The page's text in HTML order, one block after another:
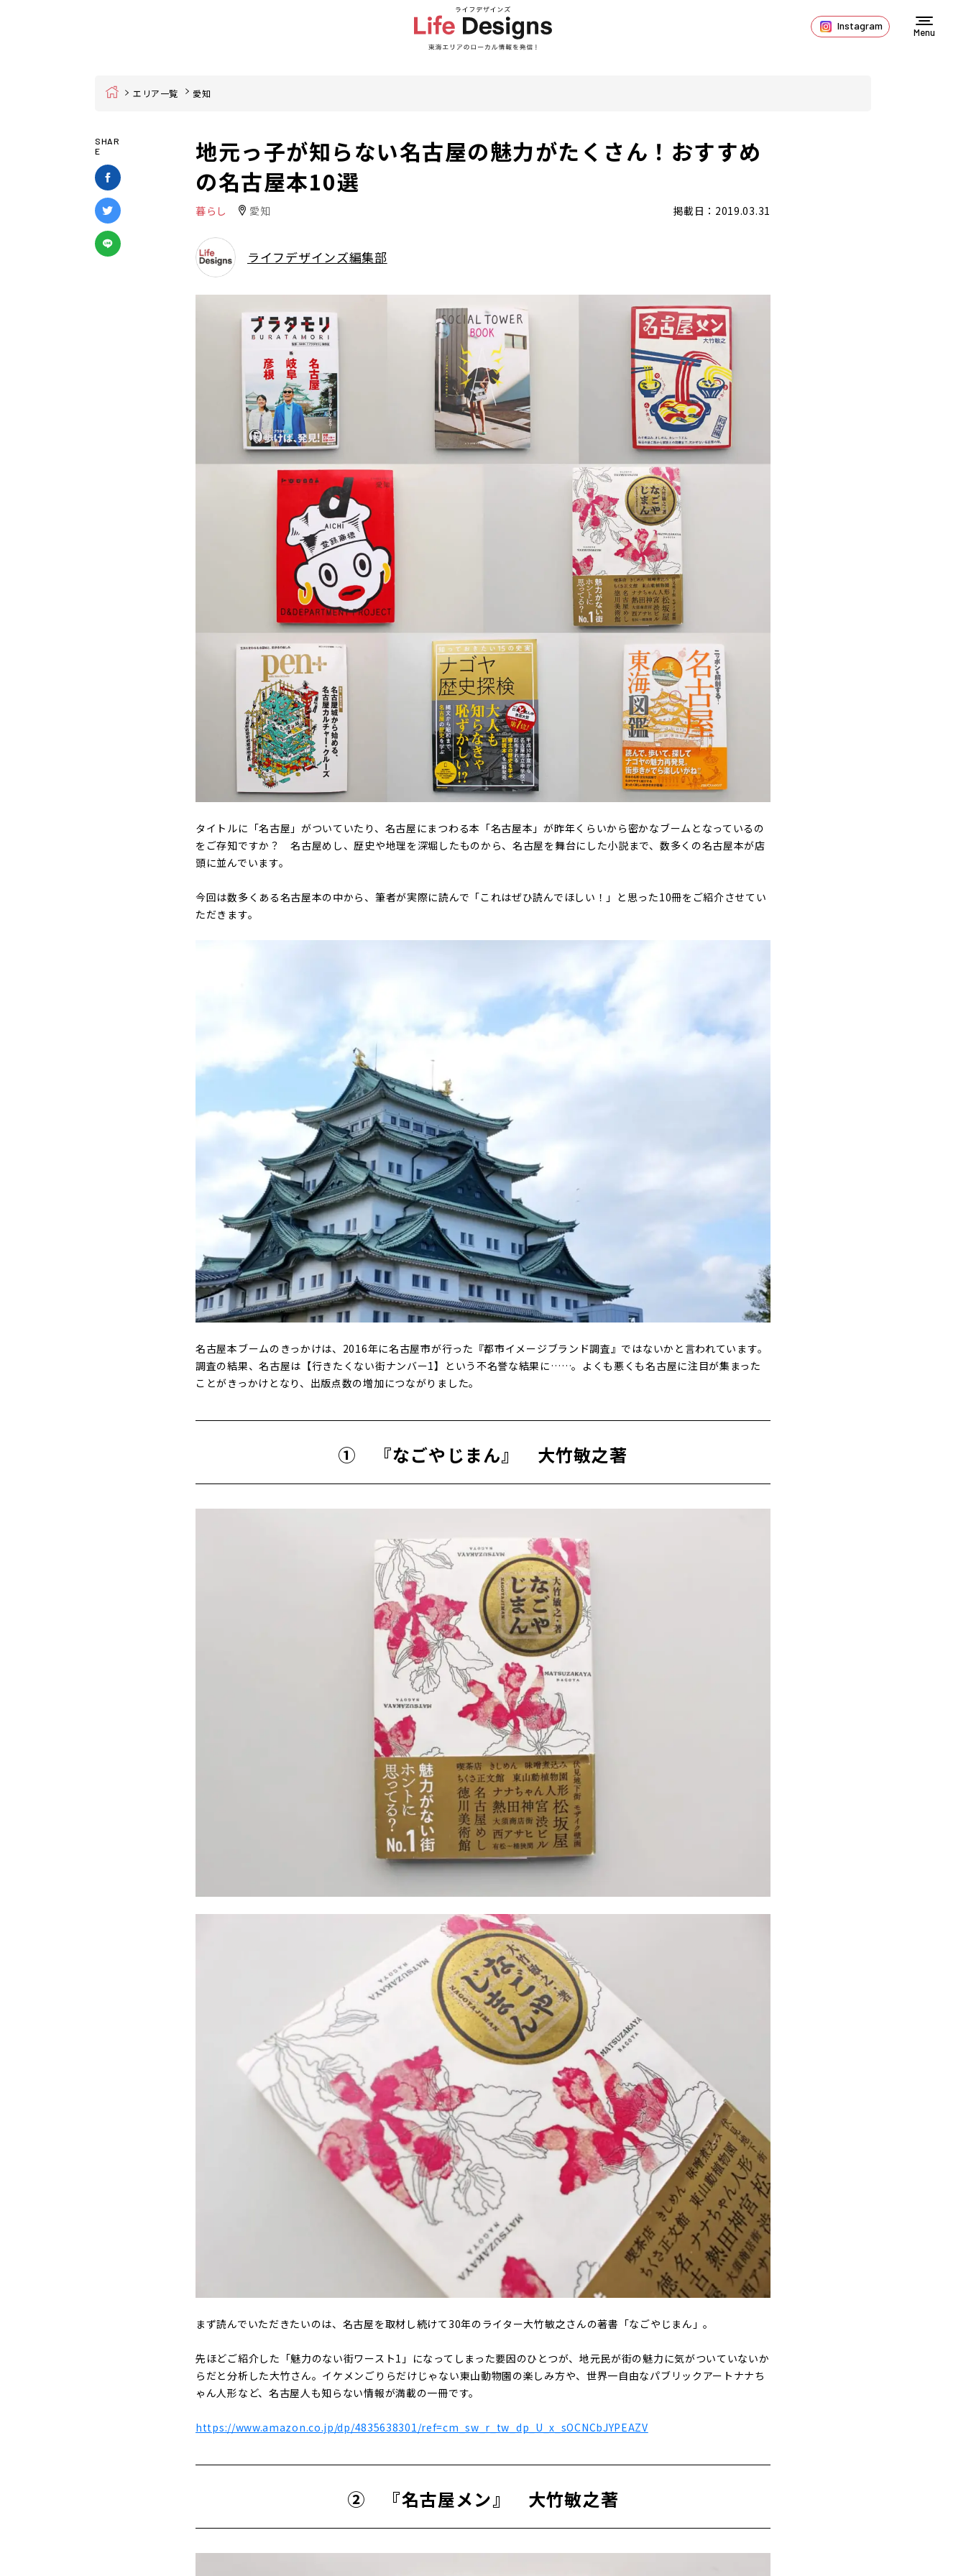
Instagram
Menu
Home エリア一覧 愛知
SHAR
E
地元っ子が知らない名古屋の魅力がたくさん！おすすめ
の名古屋本10選
暮らし 愛知 掲載日：2019.03.31
ライフデザインズ編集部
タイトルに「名古屋」がついていたり、名古屋にまつわる本「名古屋本」が昨年くらいから密かなブームとなっているの
をご存知ですか？ 名古屋めし、歴史や地理を深堀したものから、名古屋を舞台にした小説まで、数多くの名古屋本が店
頭に並んでいます。
今回は数多くある名古屋本の中から、筆者が実際に読んで「これはぜひ読んでほしい！」と思った10冊をご紹介させてい
ただきます。
名古屋本ブームのきっかけは、2016年に名古屋市が行った『都市イメージブランド調査』ではないかと言われています。
調査の結果、名古屋は【行きたくない街ナンバー1】という不名誉な結果に……。よくも悪くも名古屋に注目が集まった
ことがきっかけとなり、出版点数の増加につながりました。
① 『なごやじまん』 大竹敏之著
まず読んでいただきたいのは、名古屋を取材し続けて30年のライター大竹敏之さんの著書「なごやじまん」。
先ほどご紹介した「魅力のない街ワースト1」になってしまった要因のひとつが、地元民が街の魅力に気がついていないか
らだと分析した大竹さん。イケメンごりらだけじゃない東山動物園の楽しみ方や、世界一自由なパブリックアートナナち
ゃん人形など、名古屋人も知らない情報が満載の一冊です。
https://www.amazon.co.jp/dp/4835638301/ref=cm_sw_r_tw_dp_U_x_sOCNCbJYPEAZV
② 『名古屋メン』 大竹敏之著